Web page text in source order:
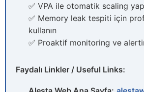
✅ VPA ile otomatik scaling
✅ Memory leak tespiti için
kullanın
✅ Proaktif monitoring ve
Faydalı Linkler / Useful Links: